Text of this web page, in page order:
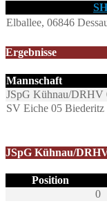
Elballee, 06846
Ergebnisse
Mannschaft
JSpG Kühnau/DRHV
SV Eiche 05 Biederitz
JSpG Kühnau/
Position
0